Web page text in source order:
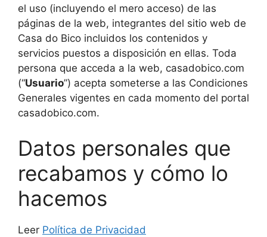
el uso (incluyendo el mero acceso) de las
páginas de la web, integrantes del sitio web de
Casa do Bico incluidos los contenidos y
servicios puestos a disposición en ellas. Toda
persona que acceda a la web, casadobico.com
(“Usuario”) acepta someterse a las Condiciones
Generales vigentes en cada momento del portal
casadobico.com.
Datos personales que
recabamos y cómo lo
hacemos
Leer Política de Privacidad